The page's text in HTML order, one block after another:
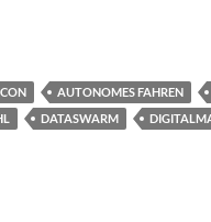
Was bedeuten
AUTONOMES FAHREN
DATASWARM